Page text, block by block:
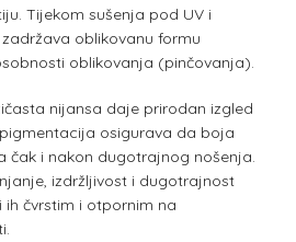
Tijekom sušenja pod UV i
oblikovanu formu
oblikovanja (pinčovanja).
nijansa daje prirodan izgled
osigurava da boja
čak i nakon dugotrajnog nošenja.
izdržljivost i dugotrajnost
ih čvrstim i otpornim na